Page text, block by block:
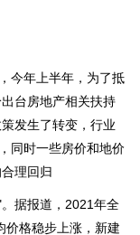
今年上半年，为了抵
台房地产相关扶持
发生了转变，行业
同时一些房价和地价
理回归
据报道，2021年全
价格稳步上涨，新建